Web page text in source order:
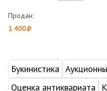
Продан:
1 400
Букинистика
Оценка антиквариата